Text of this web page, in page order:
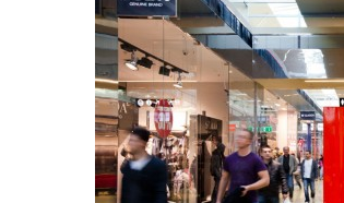
Travel Planet, Rossman,